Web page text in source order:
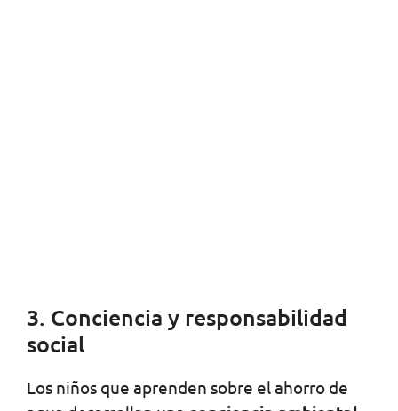
3. Conciencia y responsabilidad
social
Los niños que aprenden sobre el ahorro de